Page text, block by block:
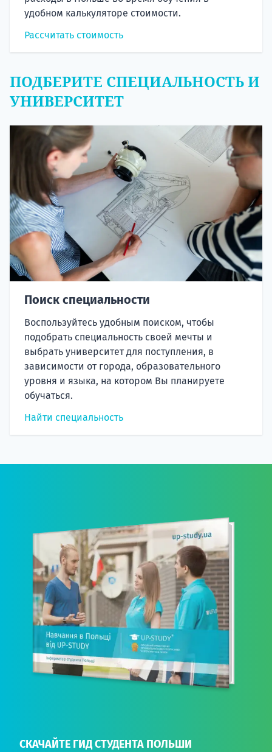
удобном калькуляторе стоимости.
Рассчитать стоимость
ПОДБЕРИТЕ СПЕЦИАЛЬНОСТЬ И
УНИВЕРСИТЕТ
Поиск специальности
Воспользуйтесь удобным поиском, чтобы
подобрать специальность своей мечты и
выбрать университет для поступления, в
зависимости от города, образовательного
уровня и языка, на котором Вы планируете
обучаться.
Найти специальность
СКАЧАЙТЕ ГИД СТУДЕНТА ПОЛЬШИ